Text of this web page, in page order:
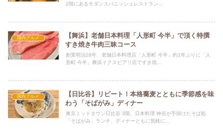
2階にあるモダンスパニッシュレストラン...
国内グルメ
【舞浜】老舗日本料理「人形町 今半」で頂く特撰
すき焼き牛肉三昧コース
創業明治28年、老舗日本料理店「人形町 今半」約1年ぶりに「人
形町 今半」舞浜イクスピアリ店ですき焼...
国内グルメ
【日比谷】リピート！本格蕎麦とともに季節感を味
わう「そばがみ」ディナー
東京ミッドタウン日比谷 3階。日本料理 神谷が手掛けたそば処
「そばがみ」ランチ、ディナーともに気軽に...